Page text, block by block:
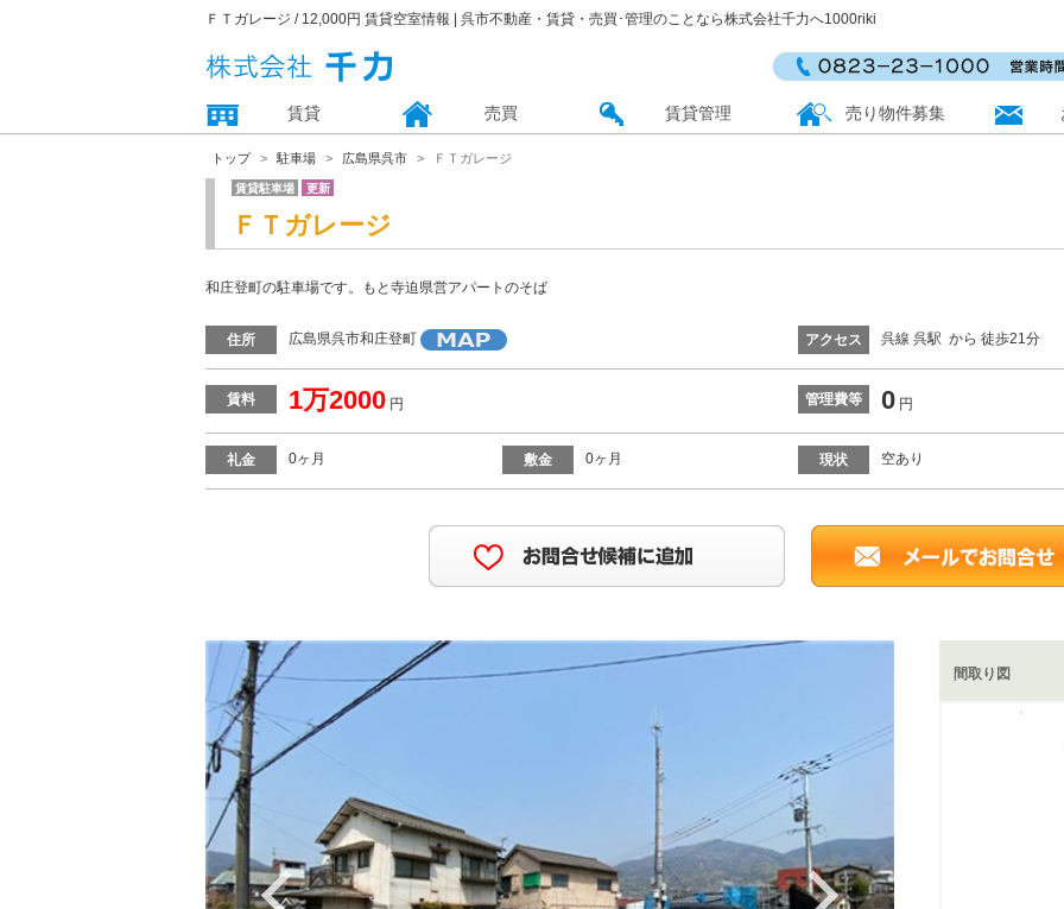
ＦＴガレージ / 12,000円 賃貸空室情報 | 呉市不動産・賃貸・売買･管理のことなら株式会社千力へ1000riki
賃貸 売買 賃貸管理 売り物件募集
トップ 駐車場 広島県呉市 ＦＴガレージ
賃貸駐車場 更新
ＦＴガレージ
和庄登町の駐車場です。もと寺迫県営アパートのそば
住所 広島県呉市和庄登町 アクセス 呉線 呉駅 から 徒歩21分
賃料 1万2000 円 管理費等 0 円
礼金 0ヶ月 敷金 0ヶ月 現状 空あり
間取り図